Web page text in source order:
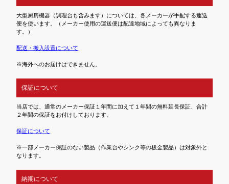
大型厨房機器（調理台も含みます）については、各メーカーが手配する運送
便を使います。（メーカー使用の運送便は配達地域によっても異なりま
す。）
配送・搬入設置について
※海外へのお届けはできません。
保証について
当店では、通常のメーカー保証１年間に加えて１年間の無料延長保証、合計
２年間の保証をお付けしております。
保証について
※一部メーカー保証のない製品（作業台やシンク等の板金製品）は対象外と
なります。
納期について